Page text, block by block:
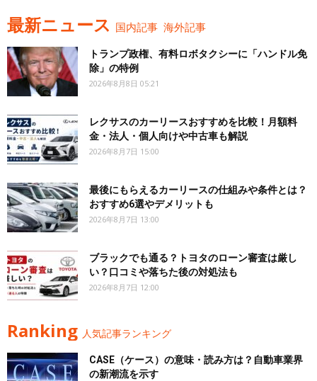
最新ニュース 国内記事 海外記事
トランプ政権、有料ロボタクシーに「ハンドル免
除」の特例
2026年8月8日 05:21
レクサスのカーリースおすすめを比較！月額料
金・法人・個人向けや中古車も解説
2026年8月7日 15:00
最後にもらえるカーリースの仕組みや条件とは？
おすすめ6選やデメリットも
2026年8月7日 13:00
ブラックでも通る？トヨタのローン審査は厳し
い？口コミや落ちた後の対処法も
2026年8月7日 12:00
Ranking 人気記事ランキング
CASE（ケース）の意味・読み方は？自動車業界
の新潮流を示す